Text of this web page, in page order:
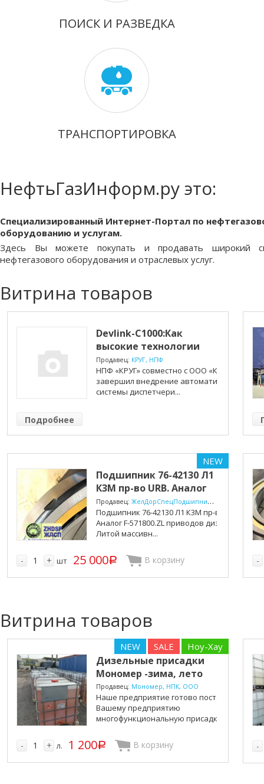
ПОИСК И РАЗВЕДКА
ТРАНСПОРТИРОВКА
НефтьГазИнформ.ру это:
Специализированный Интернет-Портал по
оборудованию и услугам.
Здесь Вы можете покупать и продавать широкий
нефтегазового оборудования и отраслевых услуг.
Витрина товаров
Devlink-C1000:Как
высокие технологии
защищают комф...
Продавец: КРУГ, НПФ
НПФ «КРУГ» совместно с ООО «КТВ»
завершил внедрение автоматизированной
системы диспетчери...
Подробнее
NEW
Подшипник 76-42130 Л1
К3М пр-во URB. Аналог
F-5718...
Продавец: ЖелДорСпецПодшипник, ООО (ООО ЖДСП)
Подшипник 76-42130 Л1 К3М пр-во URB.
Аналог F-571800.ZL приводов дизеля Д49.
Литой массивн...
- + шт 25 000p В корзину -
Витрина товаров
NEW SALE Ноу-Хау
Дизельные присадки
Мономер -зима, лето
Продавец: Мономер, НПК, ООО
Наше предприятие готово поставлять
Вашему предприятию
многофункциональную присадку для все...
- + л. 1 200p В корзину -